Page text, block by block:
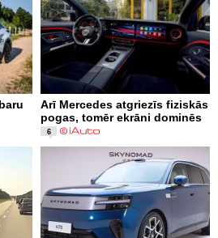
Arī Mercedes atgriezīs fiziskās
pogas, tomēr ekrāni dominēs
6